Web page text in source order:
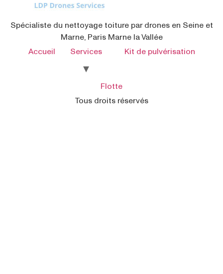
Spécialiste du nettoyage toiture par drones en Seine et
Marne, Paris Marne la Vallée
Accueil
Services Kit de pulvérisation
Flotte
Tous droits réservés